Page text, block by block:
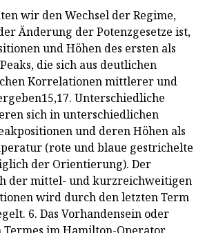
wir den Wechsel der Regime,
Änderung der Potenzgesetze ist,
und Höhen des ersten als
die sich aus deutlichen
Korrelationen mittlerer und
Unterschiedliche
sich in unterschiedlichen
und deren Höhen als
(rote und blaue gestrichelte
der Orientierung). Der
der mittel- und kurzreichweitigen
wird durch den letzten Term
6. Das Vorhandensein oder